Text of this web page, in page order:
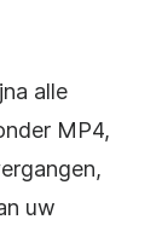
alle
MP4,
uw